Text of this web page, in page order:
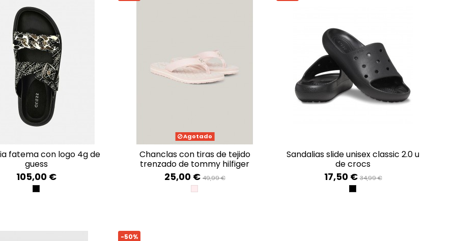
guess
105,00 €
BLACK PLATINO
Agotado
chanclas con tiras de tejido
trenzado de tommy hilfiger
25,00 € 49,99 €
WHIMSY PINK
sandalias slide unisex classic 2.0 u
de crocs
17,50 € 34,99 €
BLACK
-50%